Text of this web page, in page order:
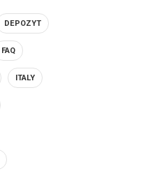
DEPOZYT
FAQ
ITALY